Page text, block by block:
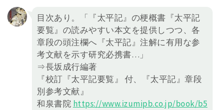
目次あり。「『太平記』の梗概書『太平記
要覧』の読みやすい本文を提供しつつ、各
章段の頭注欄へ『太平記』注解に有用な参
考文献を示す研究必携書…」
⇒長坂成行編著
『校訂『太平記要覧』 付、『太平記』章段
別参考文献』
和泉書院 https://www.izumipb.co.jp/book/b5